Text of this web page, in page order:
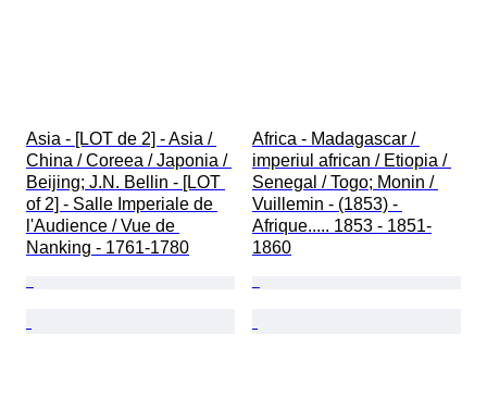
Asia - [LOT de 2] - Asia /
China / Coreea / Japonia /
Beijing; J.N. Bellin - [LOT
of 2] - Salle Imperiale de
l'Audience / Vue de
Nanking - 1761-1780
Africa - Madagascar /
imperiul african / Etiopia /
Senegal / Togo; Monin /
Vuillemin - (1853) -
Afrique..... 1853 - 1851-
1860